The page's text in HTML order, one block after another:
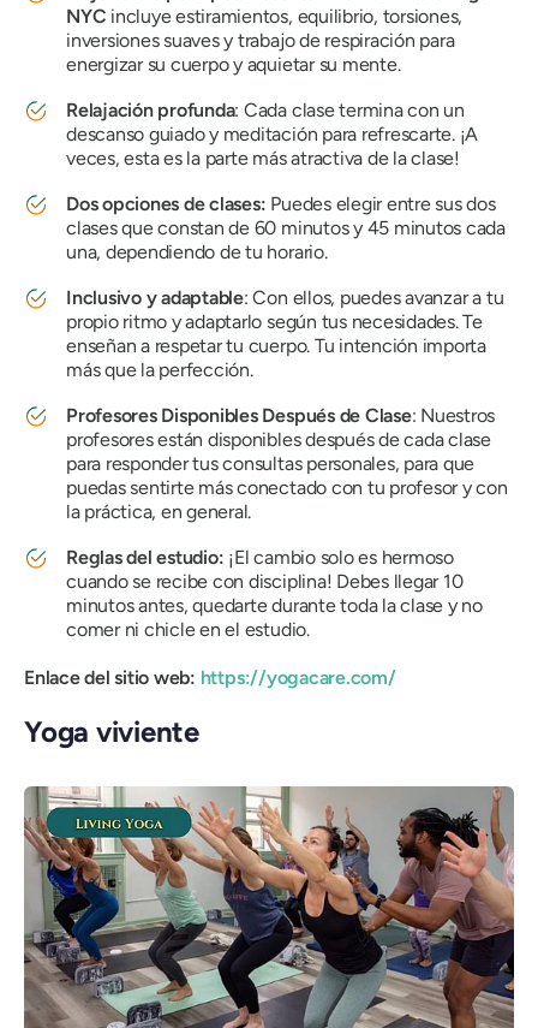
NYC incluye estiramientos, equilibrio, torsiones,
inversiones suaves y trabajo de respiración para
energizar su cuerpo y aquietar su mente.
Relajación profunda: Cada clase termina con un
descanso guiado y meditación para refrescarte. ¡A
veces, esta es la parte más atractiva de la clase!
Dos opciones de clases: Puedes elegir entre sus dos
clases que constan de 60 minutos y 45 minutos cada
una, dependiendo de tu horario.
Inclusivo y adaptable: Con ellos, puedes avanzar a tu
propio ritmo y adaptarlo según tus necesidades. Te
enseñan a respetar tu cuerpo. Tu intención importa
más que la perfección.
Profesores Disponibles Después de Clase: Nuestros
profesores están disponibles después de cada clase
para responder tus consultas personales, para que
puedas sentirte más conectado con tu profesor y con
la práctica, en general.
Reglas del estudio: ¡El cambio solo es hermoso
cuando se recibe con disciplina! Debes llegar 10
minutos antes, quedarte durante toda la clase y no
comer ni chicle en el estudio.
Enlace del sitio web: https://yogacare.com/
Yoga viviente